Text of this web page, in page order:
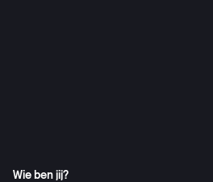
Wie ben jij?